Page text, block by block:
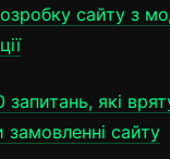
сайту з
запитань, які
сайту